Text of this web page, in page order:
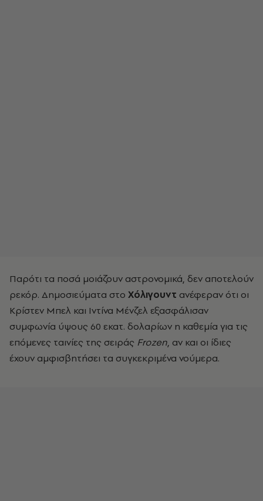
Παρότι τα ποσά μοιάζουν αστρονομικά, δεν αποτελούν
ρεκόρ. Δημοσιεύματα στο Χόλιγουντ ανέφεραν ότι οι
Κρίστεν Μπελ και Ιντίνα Μένζελ εξασφάλισαν
συμφωνία ύψους 60 εκατ. δολαρίων η καθεμία για τις
επόμενες ταινίες της σειράς Frozen, αν και οι ίδιες
έχουν αμφισβητήσει τα συγκεκριμένα νούμερα.